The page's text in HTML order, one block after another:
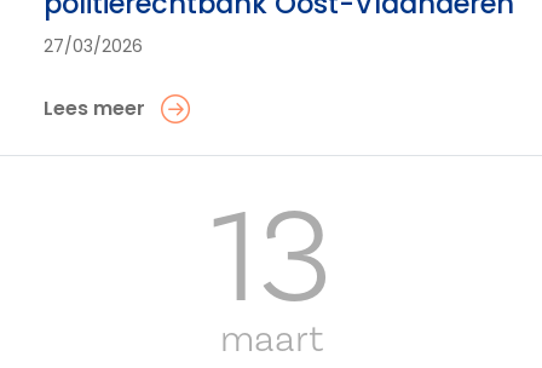
27/03/2026
Lees meer
13
maart